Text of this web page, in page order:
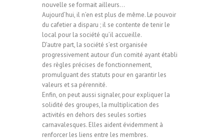
nouvelle se formait ailleurs…
Aujourd’hui, il n’en est plus de même. Le pouvoir
du cafetier a disparu ; il se contente de tenir le
local pour la société qu’il accueille.
D’autre part, la société s’est organisée
progressivement autour d’un comité ayant établi
des règles précises de fonctionnement,
promulguant des statuts pour en garantir les
valeurs et sa pérennité.
Enfin, on peut aussi signaler, pour expliquer la
solidité des groupes, la multiplication des
activités en dehors des seules sorties
carnavalesques. Elles aident évidemment à
renforcer les liens entre les membres.